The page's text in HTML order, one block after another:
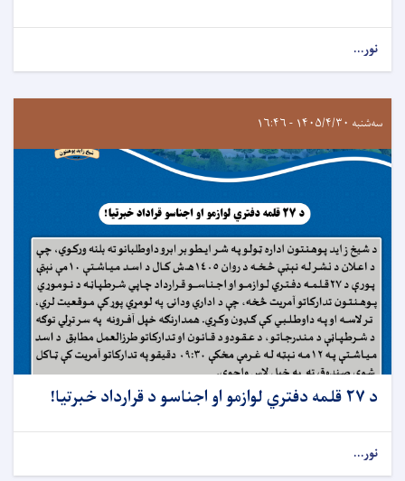
نور...
سه‌شنبه ۱۴۰۵/۴/۳۰ - ۱۶:۴۶
د ۲۷ قلمه دفتري لوازمو او اجناسو د قرارداد خبرتيا!
نور...